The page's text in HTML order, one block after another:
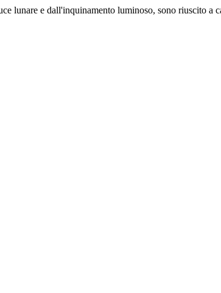
lunare e dall'inquinamento luminoso, sono riuscito a